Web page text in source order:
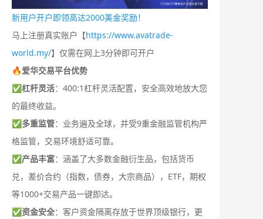
新用户开户即领高达2000美金奖励！
马上注册真实账户【https://www.avatrade-
world.my/】仅需在网上3分钟即可开户
🔥爱华交易平台优势
✅杠杆灵活：400:1杠杆灵活配置，安全高效地放大您
的最终收益。
✅多重监管：业务遍及全球，并受9重金融监管机构严
格监管，交易环境舒适可靠。
✅产品丰富：涵盖了大多数金融衍生品，包括货币
兑，差价合约（指数，债券，大宗商品），ETF，期权
等1000+交易产品一键即达。
✅资金安全：客户资金隔离存放于世界顶级银行，更